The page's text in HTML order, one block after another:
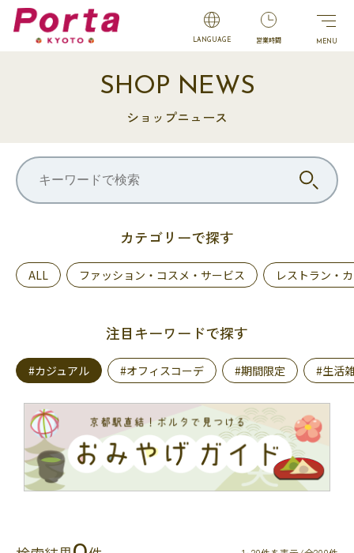
LANGUAGE 営業時間
SHOP NEWS
ショップニュース
カテゴリーで探す
ALL ファッション・コスメ・サービス レストラン・
注目キーワードで探す
#カジュアル #オフィスコーデ #期間限定 #生活